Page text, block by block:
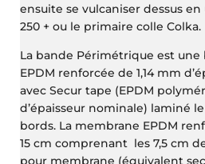
ensuite se vulcaniser dessus
250 + ou le primaire colle Colka.
La bande Périmétrique est
EPDM renforcée de 1,14 mm
avec Secur tape (EPDM
d’épaisseur nominale) laminé
bords. La membrane EPDM
15 cm comprenant les 7,5 cm
pour membrane (équivalent